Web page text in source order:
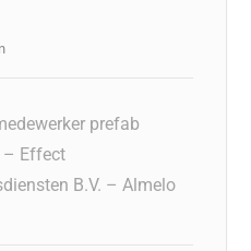
prefab
– Effect
B.V. – Almelo